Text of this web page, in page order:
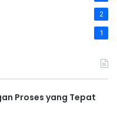
2
1
Proses yang Tepat